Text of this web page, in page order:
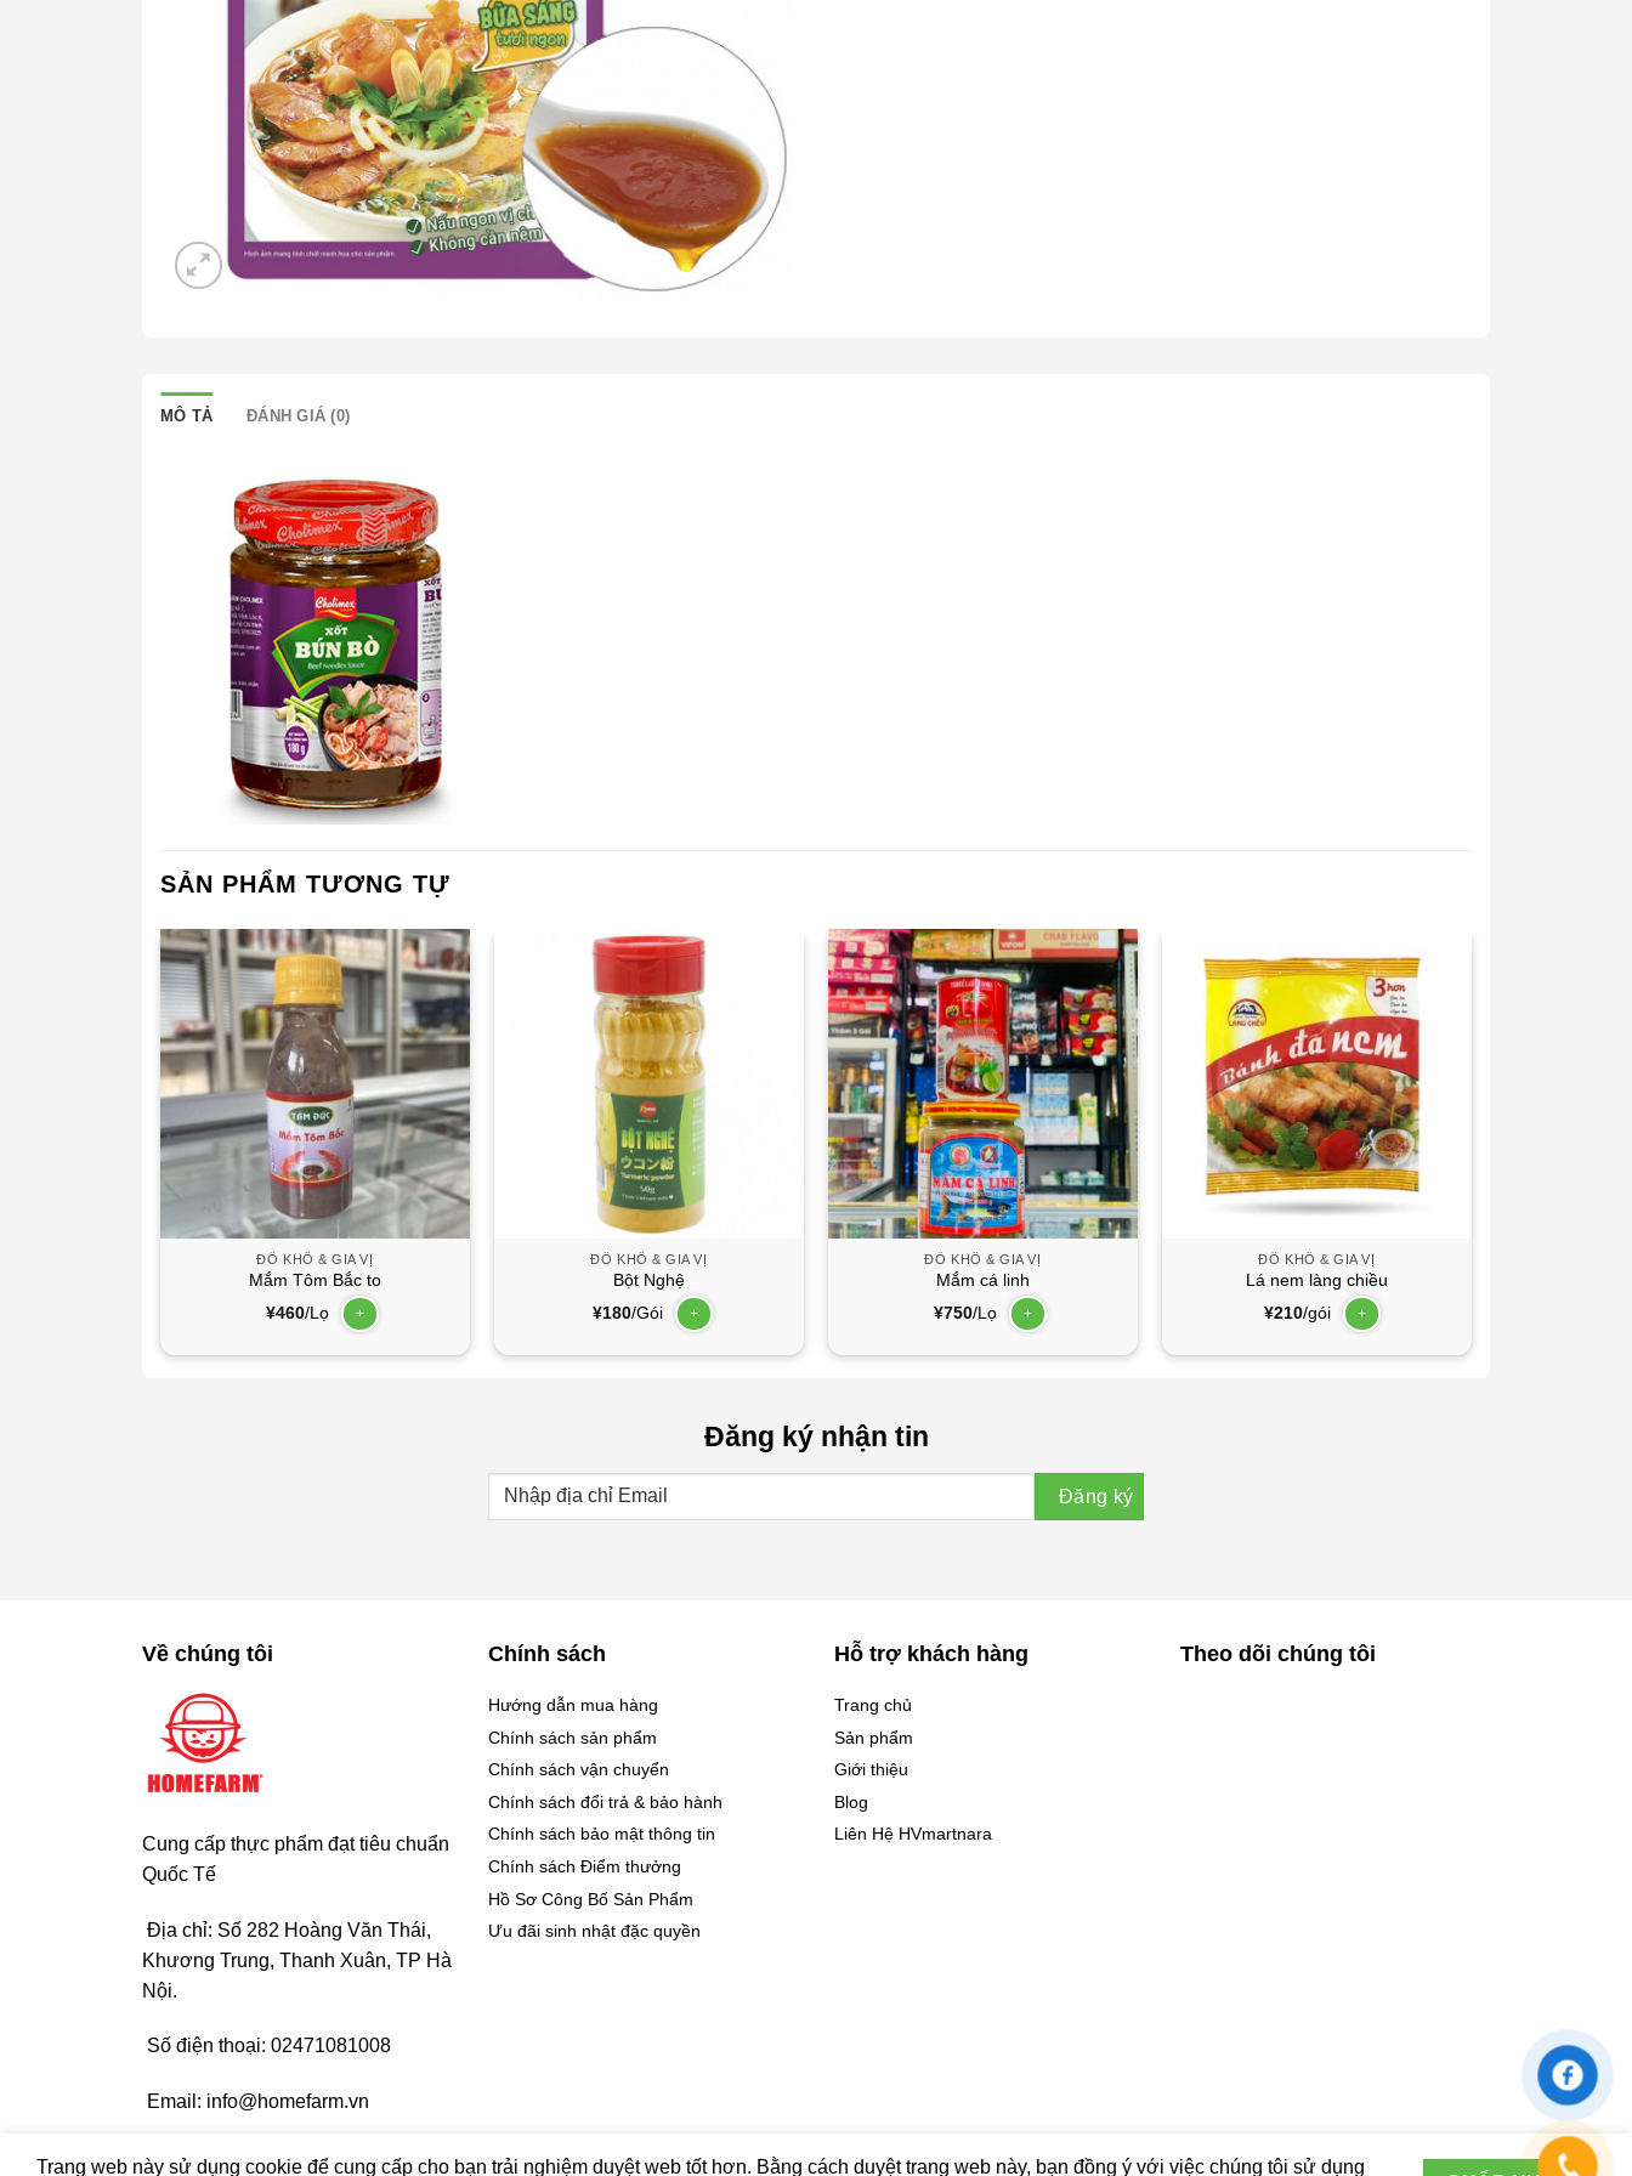
MÔ TẢ ĐÁNH GIÁ (0)
SẢN PHẨM TƯƠNG TỰ
ĐỒ KHÔ & GIA VỊ
Mắm Tôm Bắc to
¥460/Lọ +
ĐỒ KHÔ & GIA VỊ
Bột Nghệ
¥180/Gói +
ĐỒ KHÔ & GIA VỊ
Mắm cá linh
¥750/Lọ +
ĐỒ KHÔ & GIA VỊ
Lá nem làng chiều
¥210/gói +
Đăng ký nhận tin
Về chúng tôi
Cung cấp thực phẩm đạt tiêu chuẩn
Quốc Tế
Địa chỉ: Số 282 Hoàng Văn Thái,
Khương Trung, Thanh Xuân, TP Hà
Nội.
Số điện thoại: 02471081008
Email: info@homefarm.vn
Chính sách
Hướng dẫn mua hàng
Chính sách sản phẩm
Chính sách vận chuyển
Chính sách đổi trả & bảo hành
Chính sách bảo mật thông tin
Chính sách Điểm thưởng
Hồ Sơ Công Bố Sản Phẩm
Ưu đãi sinh nhật đặc quyền
Hỗ trợ khách hàng
Trang chủ
Sản phẩm
Giới thiệu
Blog
Liên Hệ HVmartnara
Theo dõi chúng tôi
© Bản quyền thuộc về HVMARTNARA | Design by Eras VietNam
Trang web này sử dụng cookie để cung cấp cho bạn trải nghiệm duyệt web tốt hơn. Bằng cách duyệt trang web này, bạn đồng ý với việc chúng tôi sử dụng